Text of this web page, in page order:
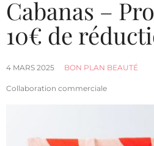
Cabanas –
10€ de
4 MARS 2025 BON PLAN BEAUTÉ
Collaboration commerciale